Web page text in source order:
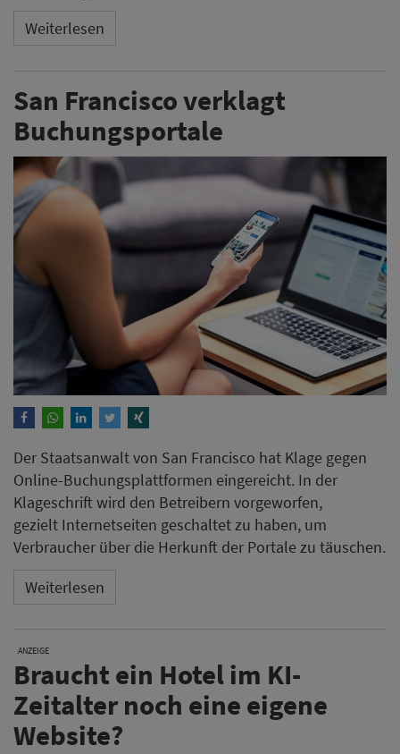
Weiterlesen
San Francisco verklagt
Buchungsportale
Der Staatsanwalt von San Francisco hat Klage gegen
Online-Buchungsplattformen eingereicht. In der
Klageschrift wird den Betreibern vorgeworfen,
gezielt Internetseiten geschaltet zu haben, um
Verbraucher über die Herkunft der Portale zu täuschen.
Weiterlesen
ANZEIGE
Braucht ein Hotel im KI-
Zeitalter noch eine eigene
Website?